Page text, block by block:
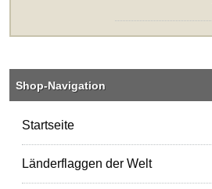
Shop-Navigation
Startseite
Länderflaggen der Welt